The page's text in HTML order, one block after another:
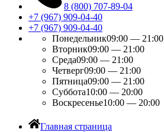
8 (800) 707-89-04
+7 (967) 909-04-40
+7 (967) 909-04-40
Понедельник09:00 — 21:00
Вторник09:00 — 21:00
Среда09:00 — 21:00
Четверг09:00 — 21:00
Пятница09:00 — 21:00
Суббота10:00 — 20:00
Воскресенье10:00 — 20:00
Главная страница